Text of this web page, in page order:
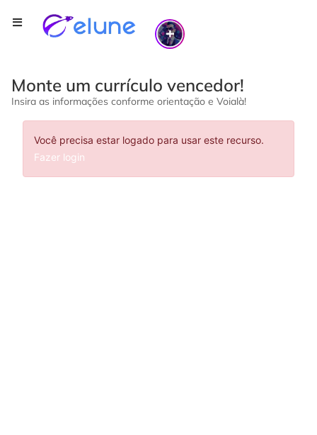
Monte um currículo vencedor!
Insira as informações conforme orientação e Voialà!
Você precisa estar logado para usar este recurso.
Fazer login